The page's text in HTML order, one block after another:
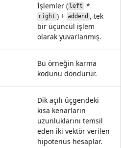
İşlemler ( left *
right ) + addend , tek
bir üçüncül işlem
olarak yuvarlanmış.
Bu örneğin karma
kodunu döndürür.
Dik açılı üçgendeki
kısa kenarların
uzunluklarını temsil
eden iki vektör verilen
hipotenüs hesaplar.